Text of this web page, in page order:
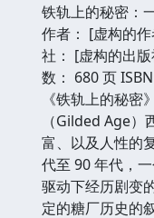
铁轨上的秘密：
作者： [虚构的
社： [虚构的出
数： 680 页
《铁轨上的秘
（Gilded Age
富、以及人性的
代至 90 年代，
驱动下经历剧变
定的糖厂历史的